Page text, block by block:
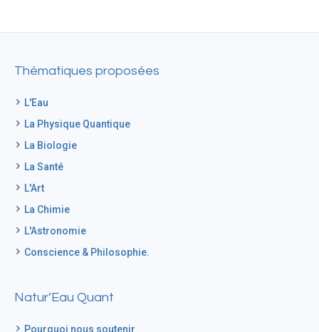
Thématiques proposées
L'Eau
La Physique Quantique
La Biologie
La Santé
L'Art
La Chimie
L'Astronomie
Conscience & Philosophie.
Natur’Eau Quant
Pourquoi nous soutenir